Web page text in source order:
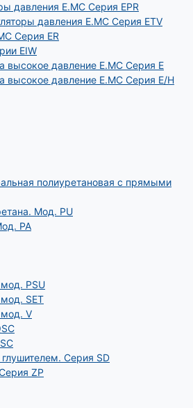
давления E.MC Серия EPR
давления E.MC Серия ETV
Серия ER
EIW
высокое давление E.MC Серия E
высокое давление E.MC Серия E/H
полиуретановая с прямыми
Мод. РU
PA
PSU
SET
мод. V
Серия SD
ZP